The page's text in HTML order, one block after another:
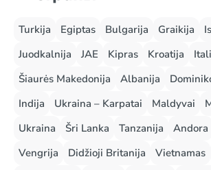
Turkija Egiptas Bulgarija Graikija
Juodkalnija
JAE Kipras Kroatija
Šiaurės Makedonija
Albanija
Indija
Ukraina – Karpatai Maldyvai
Ukraina
Šri Lanka Tanzanija Andora
Vengrija
Didžioji Britanija Vietnamas